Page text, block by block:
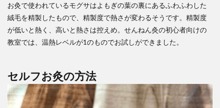
お灸で使われているモグサはよもぎの葉の裏にあるふわふわした
絨毛を精製したもので、精製度で熱さが変わるそうです。精製度
が低いと熱く、高いと熱さは控えめ。せんねん灸の初心者向けの
教室では、温熱レベルが1のものでお試しができました。
セルフお灸の方法